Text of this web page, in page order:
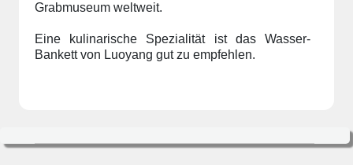
Grabmuseum weltweit.
Eine kulinarische Spezialität ist das Wasser-
Bankett von Luoyang gut zu empfehlen.